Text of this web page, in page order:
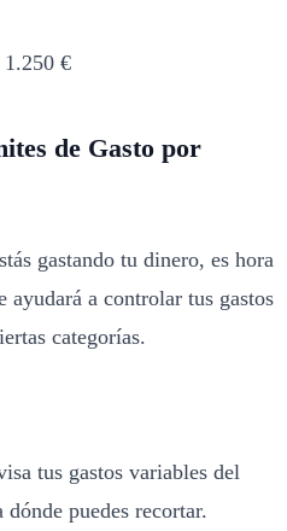
1.250 €
de Gasto por
gastando tu dinero, es hora
ayudará a controlar tus gastos
categorías.
tus gastos variables del
puedes recortar.